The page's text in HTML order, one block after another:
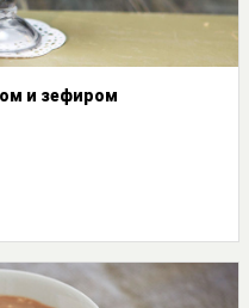
и зефиром